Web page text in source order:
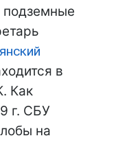
подземные
в
Как
г. СБУ
на